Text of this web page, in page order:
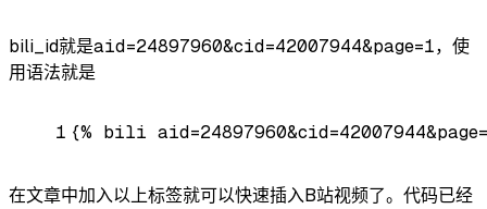
bili_id就是aid=24897960&cid=42007944&page=1，使
用语法就是
1 {% bili
在文章中加入以上标签就可以快速插入B站视频了。代码已经